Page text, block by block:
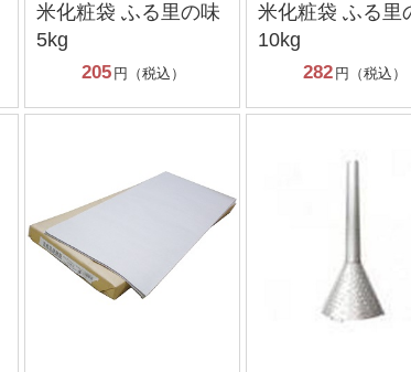
米化粧袋 ふる里の味
5kg
205 円（税込）
米化粧袋 ふる里
10kg
282 円（税込）